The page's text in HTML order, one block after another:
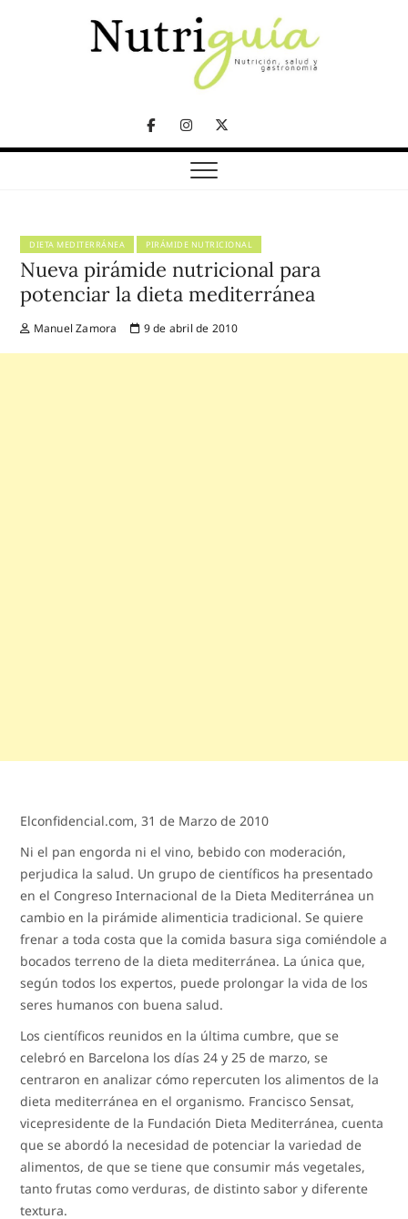
FacebookInstagram
Twitter
Telegram
Nutriguía (Desde
2002)
DIETA MEDITERRÁNEA PIRÁMIDE NUTRICIONAL
Nueva pirámide nutricional para
potenciar la dieta mediterránea
Manuel Zamora 9 de abril de 2010
Elconfidencial.com, 31 de Marzo de 2010
Ni el pan engorda ni el vino, bebido con moderación,
perjudica la salud. Un grupo de científicos ha presentado
en el Congreso Internacional de la Dieta Mediterránea un
cambio en la pirámide alimenticia tradicional. Se quiere
frenar a toda costa que la comida basura siga comiéndole a
bocados terreno de la dieta mediterránea. La única que,
según todos los expertos, puede prolongar la vida de los
seres humanos con buena salud.
Los científicos reunidos en la última cumbre, que se
celebró en Barcelona los días 24 y 25 de marzo, se
centraron en analizar cómo repercuten los alimentos de la
dieta mediterránea en el organismo. Francisco Sensat,
vicepresidente de la Fundación Dieta Mediterránea, cuenta
que se abordó la necesidad de potenciar la variedad de
alimentos, de que se tiene que consumir más vegetales,
tanto frutas como verduras, de distinto sabor y diferente
textura.